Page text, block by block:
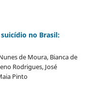
no Brasil:
de Moura, Bianca de
Rodrigues, José
Pinto